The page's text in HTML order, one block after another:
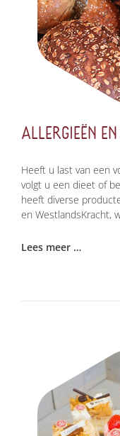
ALLERGIEËN
Heeft u last van een
volgt u een dieet of
heeft diverse
en WestlandsKracht,
Lees meer …